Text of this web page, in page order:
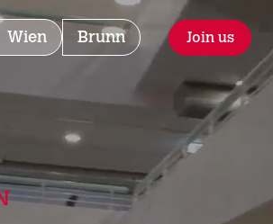
Accesskey
springen,
Accesskey: 1
Fitness
Club
Wien Club
Brunn Join us